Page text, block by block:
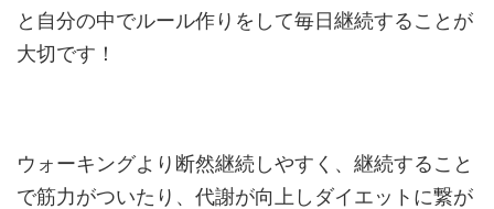
と自分の中でルール作りをして毎日継続することが
大切です！
ウォーキングより断然継続しやすく、継続すること
で筋力がついたり、代謝が向上しダイエットに繋が